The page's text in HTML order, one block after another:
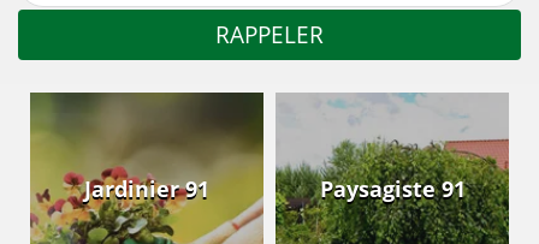
Jardinier 91 Paysagiste 91